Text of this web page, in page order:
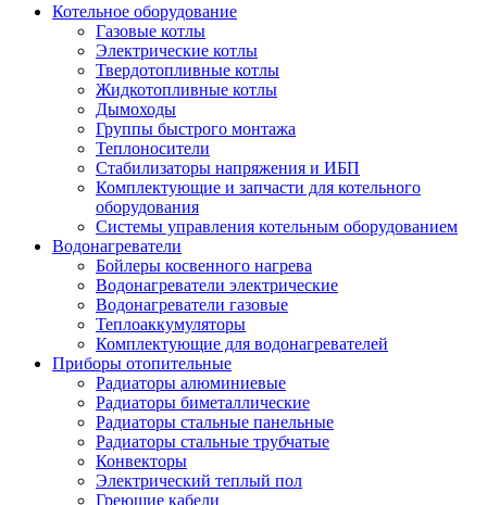
Котельное оборудование
Газовые котлы
Электрические котлы
Твердотопливные котлы
Жидкотопливные котлы
Дымоходы
Группы быстрого монтажа
Теплоносители
Стабилизаторы напряжения и ИБП
Комплектующие и запчасти для котельного
оборудования
Системы управления котельным оборудованием
Водонагреватели
Бойлеры косвенного нагрева
Водонагреватели электрические
Водонагреватели газовые
Теплоаккумуляторы
Комплектующие для водонагревателей
Приборы отопительные
Радиаторы алюминиевые
Радиаторы биметаллические
Радиаторы стальные панельные
Радиаторы стальные трубчатые
Конвекторы
Электрический теплый пол
Греющие кабели